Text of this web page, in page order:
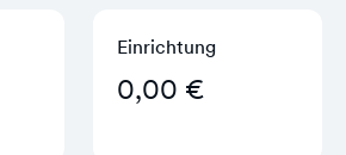
Einrichtung
0,00 €